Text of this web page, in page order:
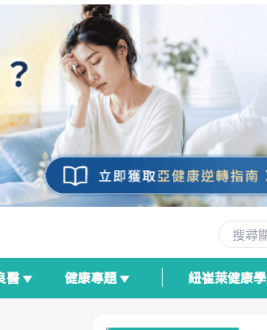
醫 健康專題 紐崔萊健康